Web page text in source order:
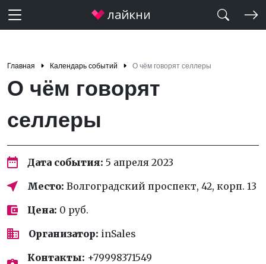
Главная Календарь событий О чём говорят селлеры
О чём говорят
селлеры
Дата события: 5 апреля 2023
Место: Волгоградский проспект, 42, корп. 13
Цена: 0 руб.
Организатор: inSales
Контакты: +79998371549